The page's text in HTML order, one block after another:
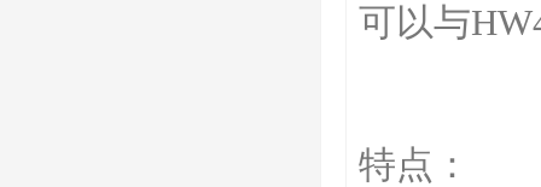
可以与
特点：